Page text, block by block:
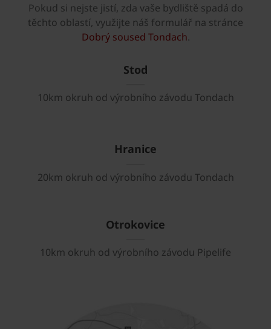
Pokud si nejste jistí, zda vaše bydliště spadá do
těchto oblastí, využijte náš formulář na stránce
Dobrý soused Tondach.
Stod
10km okruh od výrobního závodu Tondach
Hranice
20km okruh od výrobního závodu Tondach
Otrokovice
10km okruh od výrobního závodu Pipelife